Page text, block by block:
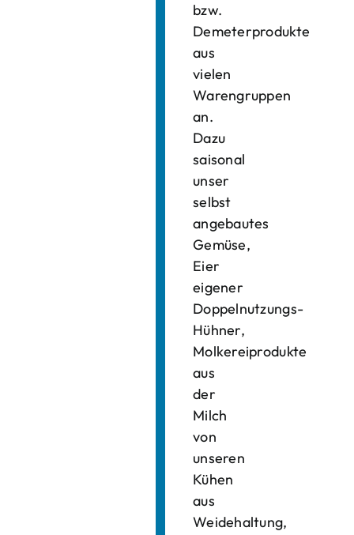
bzw.
Demeterprodukte
aus
vielen
Warengruppen
an.
Dazu
saisonal
unser
selbst
angebautes
Gemüse,
Eier
eigener
Doppelnutzungs-
Hühner,
Molkereiprodukte
aus
der
Milch
von
unseren
Kühen
aus
Weidehaltung,